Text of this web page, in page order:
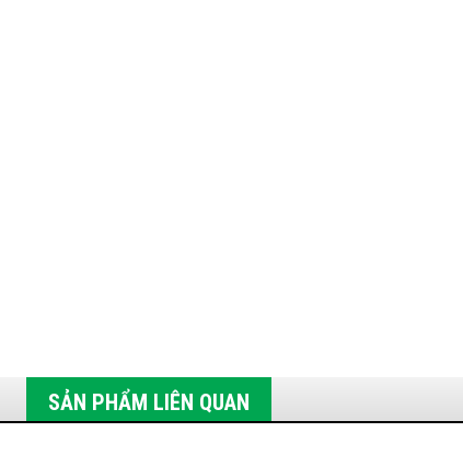
SẢN PHẨM LIÊN QUAN